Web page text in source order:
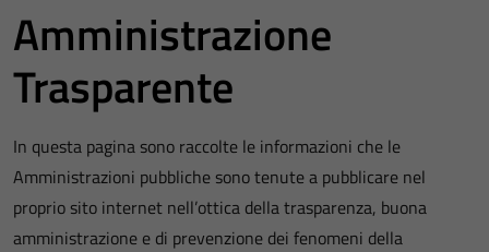
Amministrazione
Trasparente
In questa pagina sono raccolte le informazioni che le
Amministrazioni pubbliche sono tenute a pubblicare nel
proprio sito internet nell’ottica della trasparenza, buona
amministrazione e di prevenzione dei fenomeni della